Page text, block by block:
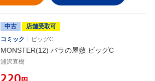
中古
店舗受取可
コミック
ビッグC
MONSTER(12) バラの屋敷 ビッグC
浦沢直樹